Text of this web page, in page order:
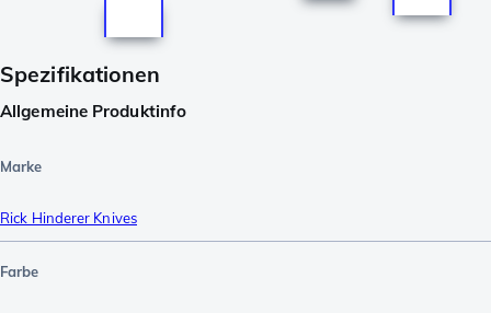
Spezifikationen
Allgemeine Produktinfo
Marke
Rick Hinderer Knives
Farbe